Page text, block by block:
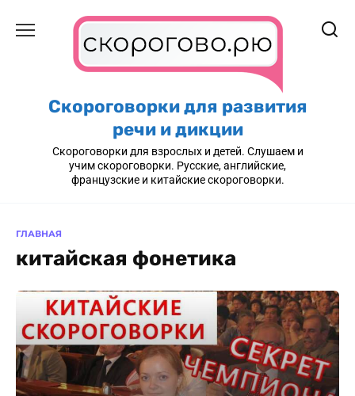
содержанию
Скороговорки для развития
речи и дикции
Скороговорки для взрослых и детей. Слушаем и
учим скороговорки. Русские, английские,
французские и китайские скороговорки.
ГЛАВНАЯ
китайская фонетика